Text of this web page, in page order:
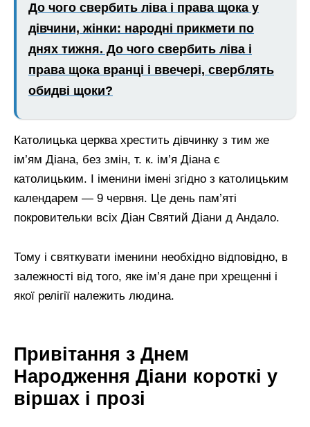
До чого свербить ліва і права щока у
дівчини, жінки: народні прикмети по
днях тижня. До чого свербить ліва і
права щока вранці і ввечері, сверблять
обидві щоки?
Католицька церква хрестить дівчинку з тим же
ім’ям Діана, без змін, т. к. ім’я Діана є
католицьким. І іменини імені згідно з католицьким
календарем — 9 червня. Це день пам’яті
покровительки всіх Діан Святий Діани д Андало.
Тому і святкувати іменини необхідно відповідно, в
залежності від того, яке ім’я дане при хрещенні і
якої релігії належить людина.
Привітання з Днем
Народження Діани короткі у
віршах і прозі